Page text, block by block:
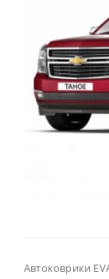
Автоковрики